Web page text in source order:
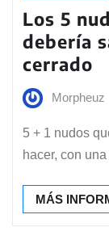
Los 5
debería
cerrado
Morpheuz
5 + 1 nudos
hacer, con
MÁS